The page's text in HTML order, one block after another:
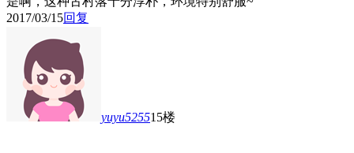
2017/03/15回复
yuyu525515楼